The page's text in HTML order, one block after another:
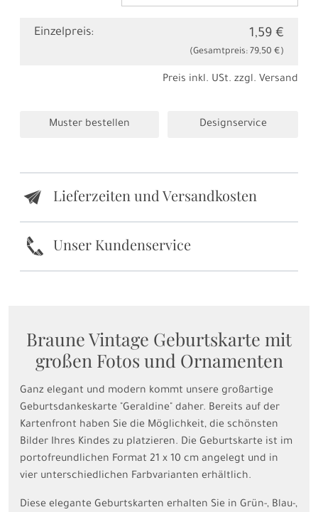
Einzelpreis: 1,59 €
(Gesamtpreis: 79,50 €)
Preis inkl. USt. zzgl. Versand
Muster bestellen Designservice
e Lieferzeiten und Versandkosten
k Unser Kundenservice
Braune Vintage Geburtskarte mit
großen Fotos und Ornamenten
Ganz elegant und modern kommt unsere großartige
Geburtsdankeskarte "Geraldine" daher. Bereits auf der
Kartenfront haben Sie die Möglichkeit, die schönsten
Bilder Ihres Kindes zu platzieren. Die Geburtskarte ist im
portofreundlichen Format 21 x 10 cm angelegt und in
vier unterschiedlichen Farbvarianten erhältlich.
Diese elegante Geburtskarten erhalten Sie in Grün-, Blau-,